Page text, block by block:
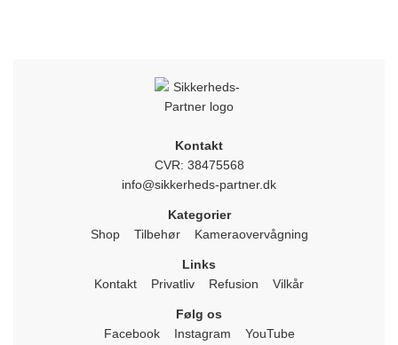
Kontakt
CVR: 38475568
info@sikkerheds-partner.dk
Kategorier
Shop
Tilbehør Kameraovervågning
Links
Kontakt
Privatliv Refusion Vilkår
Følg os
Facebook
Instagram YouTube